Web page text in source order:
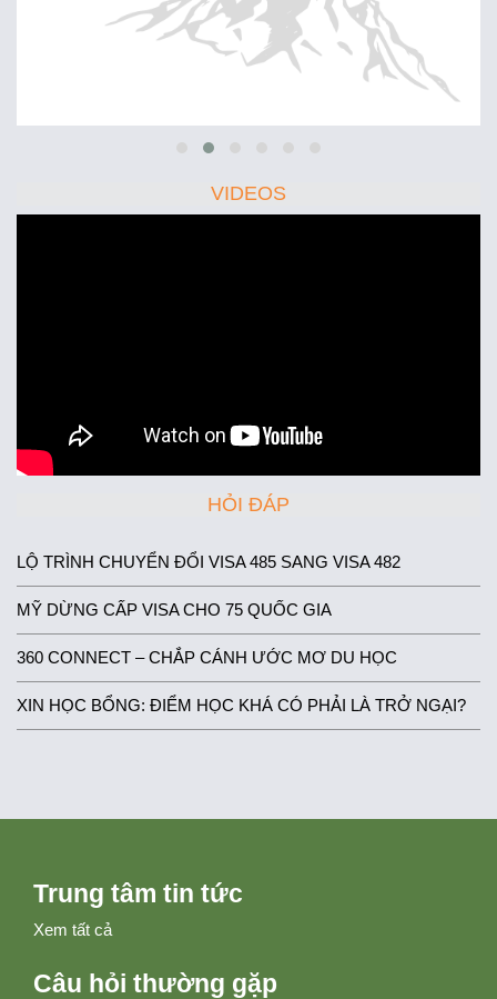
VIDEOS
HỎI ĐÁP
LỘ TRÌNH CHUYỂN ĐỔI VISA 485 SANG VISA 482
MỸ DỪNG CẤP VISA CHO 75 QUỐC GIA
360 CONNECT – CHẮP CÁNH ƯỚC MƠ DU HỌC
XIN HỌC BỔNG: ĐIỂM HỌC KHÁ CÓ PHẢI LÀ TRỞ NGẠI?
Trung tâm tin tức
Xem tất cả
Câu hỏi thường gặp